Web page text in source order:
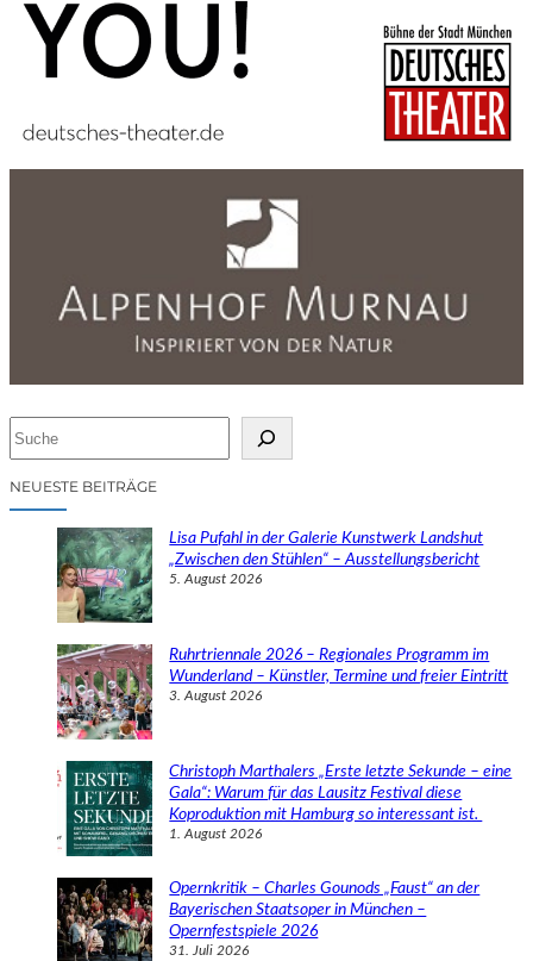
cNEUESTE BEITRÄGE
Lisa Pufahl in der Galerie Kunstwerk Landshut
„Zwischen den Stühlen“ – Ausstellungsbericht
5. August 2026
Ruhrtriennale 2026 – Regionales Programm im
Wunderland – Künstler, Termine und freier Eintritt
3. August 2026
Christoph Marthalers „Erste letzte Sekunde – eine
Gala“: Warum für das Lausitz Festival diese
Koproduktion mit Hamburg so interessant ist.
1. August 2026
Opernkritik – Charles Gounods „Faust“ an der
Bayerischen Staatsoper in München –
Opernfestspiele 2026
31. Juli 2026